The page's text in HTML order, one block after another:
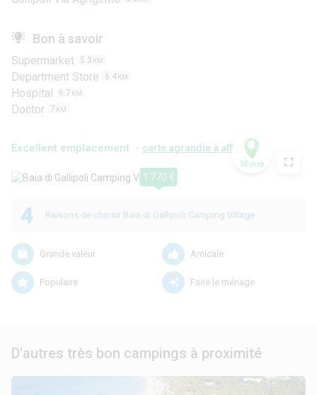
Bon à savoir
Supermarket 5.3 KM
Department Store 6.4 KM
Hospital 6.7 KM
Doctor 7 KM
Excellent emplacement - carte agrandie à afficher
1 770 €
3D map
4 Raisons de choisir Baia di Gallipoli Camping Village
Grande valeur Amicale
Populaire Faire le ménage
D'autres très bon campings à proximité